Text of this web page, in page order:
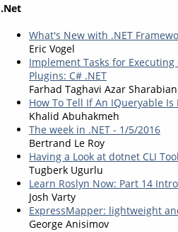
.Net
What's New with .NET
Eric Vogel
Implement Tasks for
Plugins: C# .NET
Farhad Taghavi Azar
How To Tell If An IQueryable
Khalid Abuhakmeh
The week in .NET - 1/5/2016
Bertrand Le Roy
Having a Look at dotnet CLI
Tugberk Ugurlu
Learn Roslyn Now: Part 14
Josh Varty
ExpressMapper: lightweight
George Anisimov